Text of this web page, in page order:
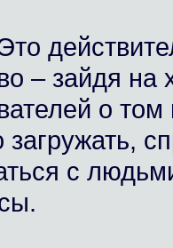
– зайдя на
о
загружать,
с